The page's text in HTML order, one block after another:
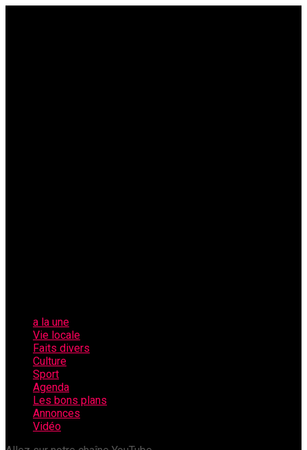
a la une
Vie locale
Faits divers
Culture
Sport
Agenda
Les bons plans
Annonces
Vidéo